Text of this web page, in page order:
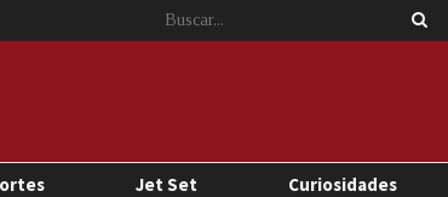
Jet Set Curiosidades